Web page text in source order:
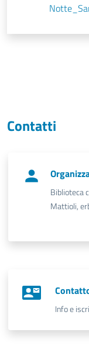
Contatti
Biblioteca
Mattioli,
Info e